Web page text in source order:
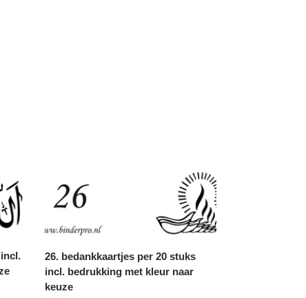
26. bedankkaartjes per 20 stuks
incl. bedrukking met kleur naar
keuze